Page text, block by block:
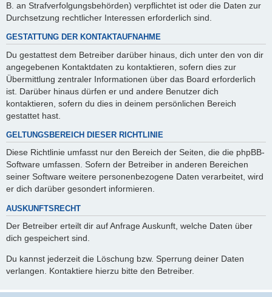
B. an Strafverfolgungsbehörden) verpflichtet ist oder die Daten zur
Durchsetzung rechtlicher Interessen erforderlich sind.
GESTATTUNG DER KONTAKTAUFNAHME
Du gestattest dem Betreiber darüber hinaus, dich unter den von dir
angegebenen Kontaktdaten zu kontaktieren, sofern dies zur
Übermittlung zentraler Informationen über das Board erforderlich
ist. Darüber hinaus dürfen er und andere Benutzer dich
kontaktieren, sofern du dies in deinem persönlichen Bereich
gestattet hast.
GELTUNGSBEREICH DIESER RICHTLINIE
Diese Richtlinie umfasst nur den Bereich der Seiten, die die phpBB-
Software umfassen. Sofern der Betreiber in anderen Bereichen
seiner Software weitere personenbezogene Daten verarbeitet, wird
er dich darüber gesondert informieren.
AUSKUNFTSRECHT
Der Betreiber erteilt dir auf Anfrage Auskunft, welche Daten über
dich gespeichert sind.
Du kannst jederzeit die Löschung bzw. Sperrung deiner Daten
verlangen. Kontaktiere hierzu bitte den Betreiber.